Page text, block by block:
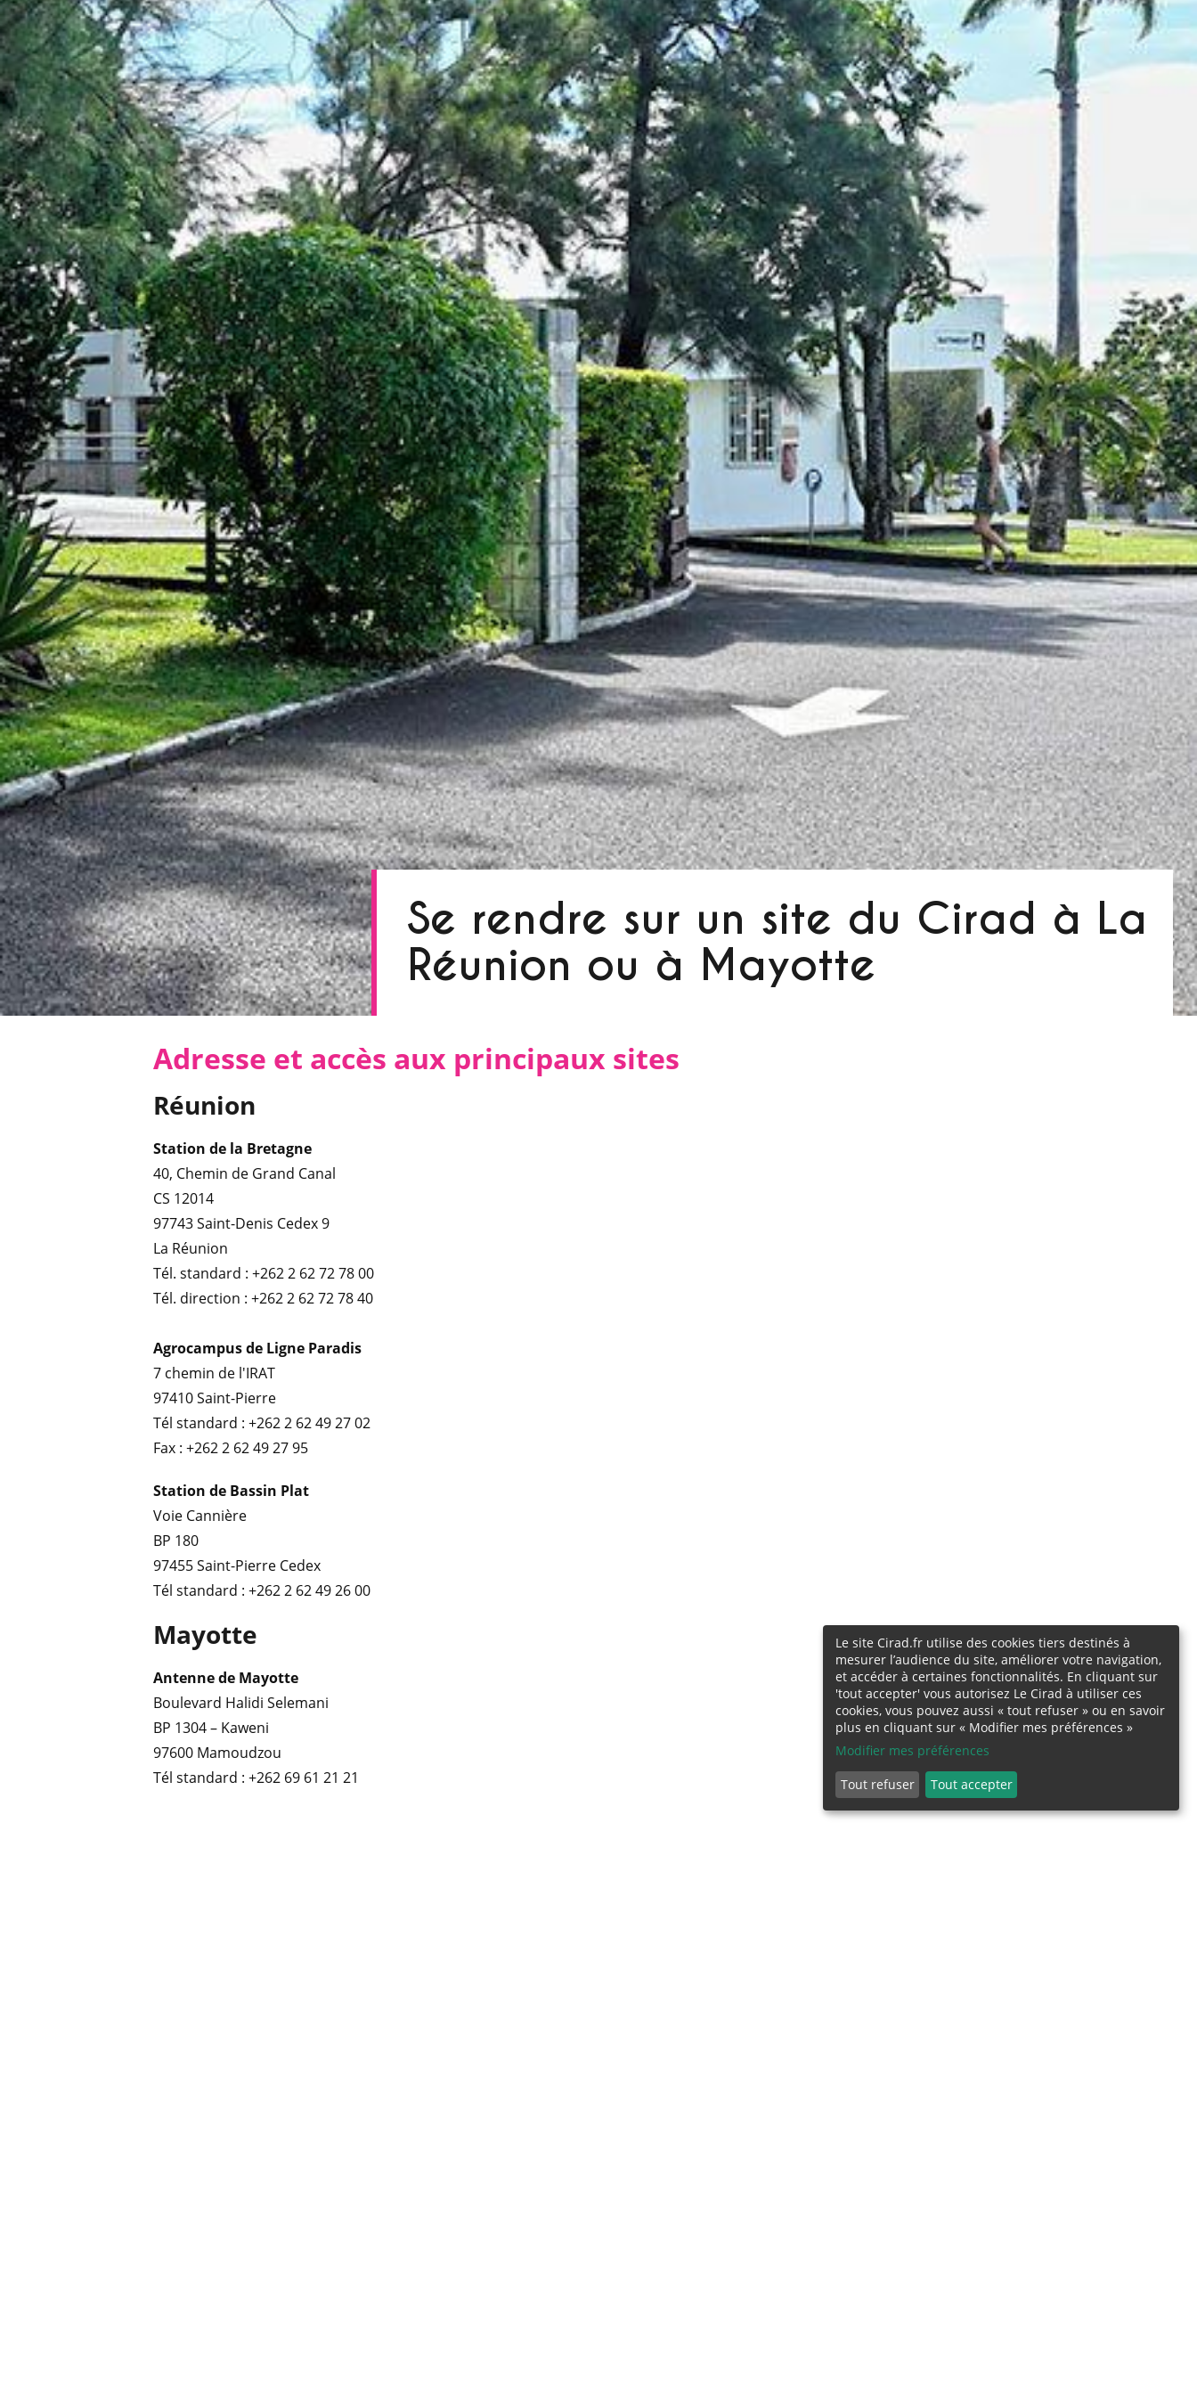
Se rendre sur un site du Cirad à La
Réunion ou à Mayotte
Adresse et accès aux principaux sites
Réunion
Station de la Bretagne
40, Chemin de Grand Canal
CS 12014
97743 Saint-Denis Cedex 9
La Réunion
Tél. standard : +262 2 62 72 78 00
Tél. direction : +262 2 62 72 78 40
Agrocampus de Ligne Paradis
7 chemin de l'IRAT
97410 Saint-Pierre
Tél standard : +262 2 62 49 27 02
Fax : +262 2 62 49 27 95
Station de Bassin Plat
Voie Cannière
BP 180
97455 Saint-Pierre Cedex
Tél standard : +262 2 62 49 26 00
Mayotte
Antenne de Mayotte
Boulevard Halidi Selemani
BP 1304 – Kaweni
97600 Mamoudzou
Tél standard : +262 69 61 21 21
Le site Cirad.fr utilise des cookies tiers destinés à
mesurer l’audience du site, améliorer votre navigation,
et accéder à certaines fonctionnalités. En cliquant sur
'tout accepter' vous autorisez Le Cirad à utiliser ces
cookies, vous pouvez aussi « tout refuser » ou en savoir
plus en cliquant sur « Modifier mes préférences »
Modifier mes préférences
Tout refuser Tout accepter